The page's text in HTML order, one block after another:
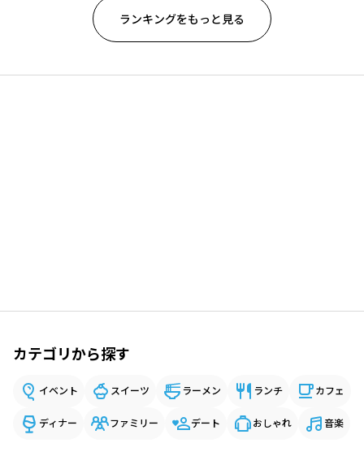
ランキングをもっと見る
カテゴリから探す
イベント スイーツ ラーメン ランチ カフェ
ディナー ファミリー デート おしゃれ 音楽